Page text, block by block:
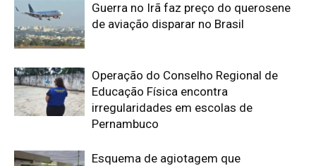
Guerra no Irã faz preço do querosene
de aviação disparar no Brasil
Operação do Conselho Regional de
Educação Física encontra
irregularidades em escolas de
Pernambuco
Esquema de agiotagem que